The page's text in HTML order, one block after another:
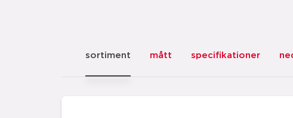
sortiment mått specifikationer